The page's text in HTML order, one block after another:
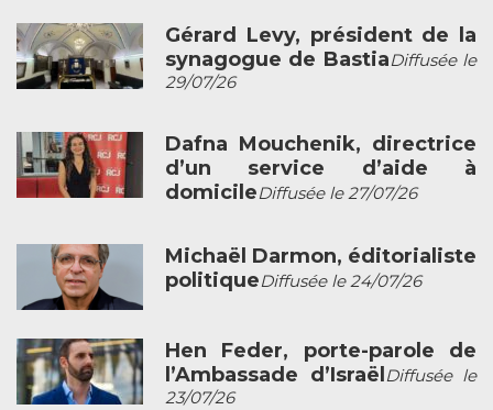
Gérard Levy, président de la
synagogue de BastiaDiffusée le
29/07/26
Dafna Mouchenik, directrice
d’un service d’aide à
domicileDiffusée le 27/07/26
Michaël Darmon, éditorialiste
politiqueDiffusée le 24/07/26
Hen Feder, porte-parole de
l’Ambassade d’Israël Diffusée le
23/07/26